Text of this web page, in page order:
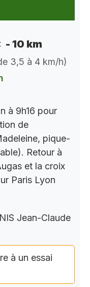
- 10 km
3,5 à 4 km/h)
à 9h16 pour
de
pique-
Retour à
et la croix
Paris Lyon
Jean-Claude
à un essai